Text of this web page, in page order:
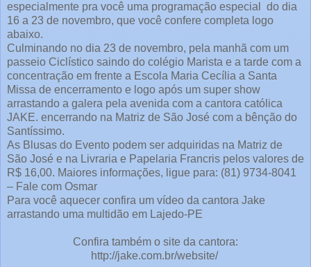
especialmente pra você uma programação especial do dia
16 a 23 de novembro, que você confere completa logo
abaixo.
Culminando no dia 23 de novembro, pela manhã com um
passeio Ciclístico saindo do colégio Marista e a tarde com a
concentração em frente a Escola Maria Cecília a Santa
Missa de encerramento e logo após um super show
arrastando a galera pela avenida com a cantora católica
JAKE. encerrando na Matriz de São José com a bênção do
Santíssimo.
As Blusas do Evento podem ser adquiridas na Matriz de
São José e na Livraria e Papelaria Francris pelos valores de
R$ 16,00. Maiores informações, ligue para: (81) 9734-8041
– Fale com Osmar
Para você aquecer confira um vídeo da cantora Jake
arrastando uma multidão em Lajedo-PE
Confira também o site da cantora:
http://jake.com.br/website/